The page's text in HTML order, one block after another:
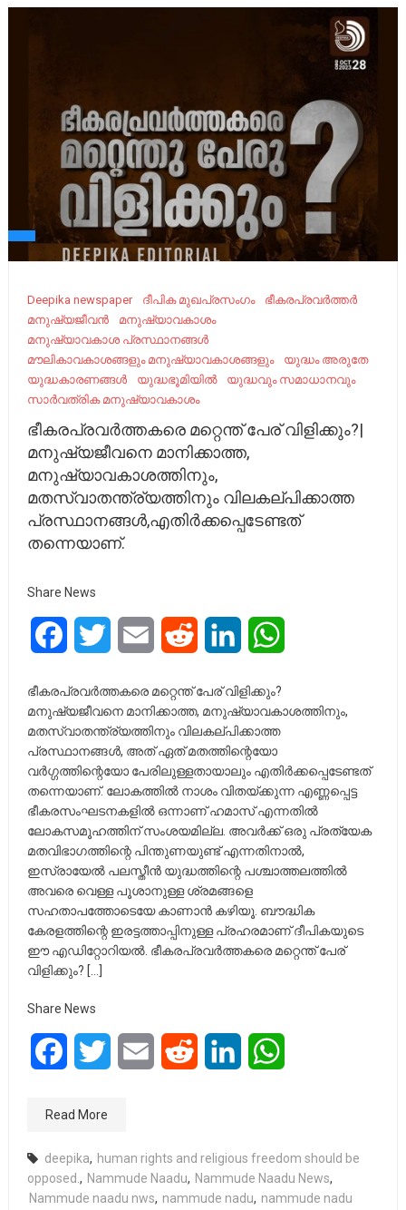
Deepika newspaper ദീപിക മുഖപ്രസംഗം
ഭീകരപ്രവർത്തർ
മനുഷ്യജീവൻ
മനുഷ്യാവകാശം
മനുഷ്യാവകാശ പ്രസ്ഥാനങ്ങൾ
മൗലികാവകാശങ്ങളും മനുഷ്യാവകാശങ്ങളും
യുദ്ധം അരുതേ
യുദ്ധകാരണങ്ങൾ
യുദ്ധഭൂമിയിൽ
യുദ്ധവും സമാധാനവും
സാർവത്രിക മനുഷ്യാവകാശം
ഭീകരപ്രവർത്തകരെ മറ്റെന്ത് പേര് വിളിക്കും?|
മനുഷ്യജീവനെ മാനിക്കാത്ത,
മനുഷ്യാവകാശത്തിനും,
മതസ്വാതന്ത്ര്യത്തിനും വിലകല്പിക്കാത്ത
പ്രസ്ഥാനങ്ങൾ,എതിർക്കപ്പെടേണ്ടത്
തന്നെയാണ്.
Share News
FacebookTwitter Email Reddit LinkedIn
ഭീകരപ്രവർത്തകരെ മറ്റെന്ത് പേര് വിളിക്കും?
മനുഷ്യജീവനെ മാനിക്കാത്ത, മനുഷ്യാവകാശത്തിനും,
മതസ്വാതന്ത്ര്യത്തിനും വിലകല്പിക്കാത്ത
പ്രസ്ഥാനങ്ങൾ, അത് ഏത് മതത്തിന്റെയോ
വർഗ്ഗത്തിന്റെയോ പേരിലുള്ളതായാലും എതിർക്കപ്പെടേണ്ടത്
തന്നെയാണ്. ലോകത്തിൽ നാശം വിതയ്ക്കുന്ന എണ്ണപ്പെട്ട
ഭീകരസംഘടനകളിൽ ഒന്നാണ് ഹമാസ് എന്നതിൽ
ലോകസമൂഹത്തിന് സംശയമില്ല. അവർക്ക് ഒരു പ്രത്യേക
മതവിഭാഗത്തിന്റെ പിന്തുണയുണ്ട് എന്നതിനാൽ,
ഇസ്രായേൽ പലസ്തീൻ യുദ്ധത്തിന്റെ പശ്ചാത്തലത്തിൽ
അവരെ വെള്ള പൂശാനുള്ള ശ്രമങ്ങളെ
സഹതാപത്തോടെയേ കാണാൻ കഴിയൂ. ബൗദ്ധിക
കേരളത്തിന്റെ ഇരട്ടത്താപ്പിനുള്ള പ്രഹരമാണ് ദീപികയുടെ
ഈ എഡിറ്റോറിയൽ. ഭീകരപ്രവർത്തകരെ മറ്റെന്ത് പേര്
വിളിക്കും? […]
Share News
FacebookTwitter Email Reddit LinkedIn
Read More
deepika, human rights and religious freedom should be
opposed., Nammude Naadu, Nammude Naadu News,
Nammude naadu nws, nammude nadu, nammude nadu